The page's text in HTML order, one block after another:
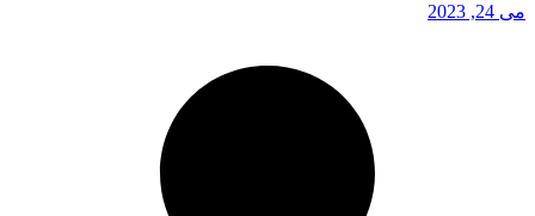
می 24, 2023